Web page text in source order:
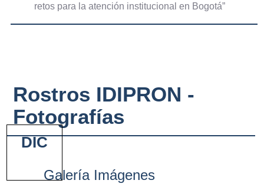
retos para la atención institucional en Bogotá”
Rostros IDIPRON -
Fotografías
Galería Imágenes
DIC